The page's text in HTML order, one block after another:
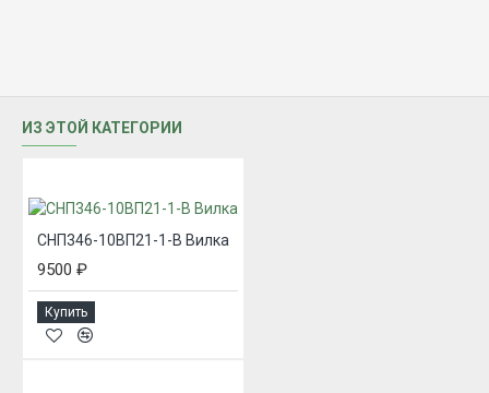
ИЗ ЭТОЙ КАТЕГОРИИ
СНП346-10ВП21-1-В Вилка
9500 ₽
Купить